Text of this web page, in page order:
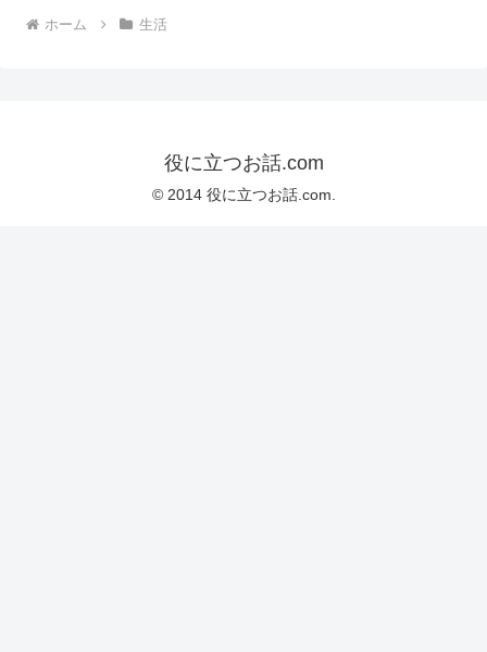
ホーム 生活
役に立つお話.com
© 2014 役に立つお話.com.